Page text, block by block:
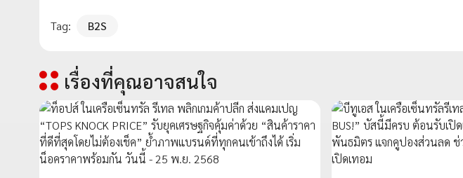
Tag: B2S
เรื่องที่คุณอาจสนใจ